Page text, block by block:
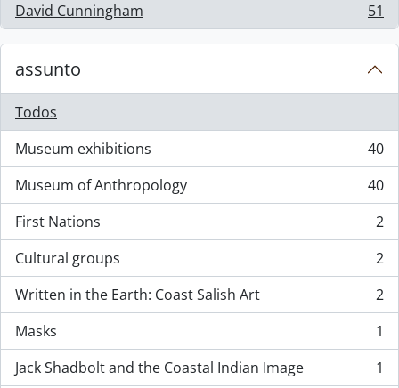
David Cunningham
, 51 resultados 51
assunto
Todos
Museum exhibitions
, 40 resultados
40
Museum of Anthropology
, 40 resultados
40
First Nations
, 2 resultados
2
Cultural groups
, 2 resultados
2
Written in the Earth: Coast Salish Art
, 2 resultados
2
Masks
, 1 resultados
1
Jack Shadbolt and the Coastal Indian Image
, 1 resultados
1